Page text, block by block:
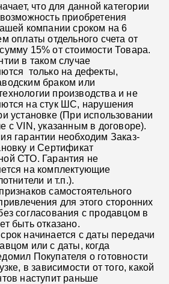
что для данной категории
приобретения
компании сроком на 6
оплаты отдельного счета от
15% от стоимости Товара.
в таком случае
только на дефекты,
браком или
производства и не
на стук ШС, нарушения
установке (При использовании
с VIN, указанным в договоре).
гарантии необходим Заказ-
и Сертификат
СТО. Гарантия не
на комплектующие
и т.п.).
самостоятельного
для этого сторонних
согласования с продавцом в
быть отказано.
начинается с даты передачи
или с даты, когда
Покупателя о готовности
в зависимости от того, какой
наступит раньше